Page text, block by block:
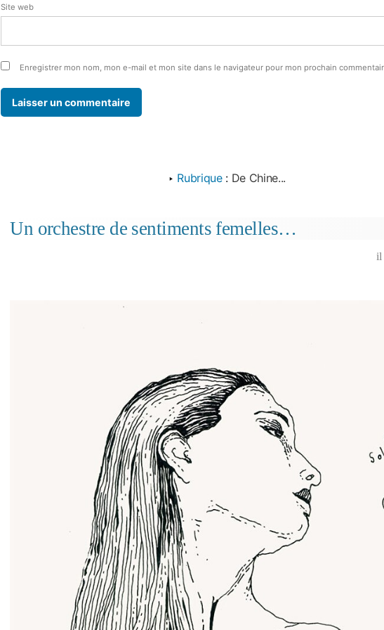
Site web
Enregistrer mon nom, mon e-mail et mon site dans le navigateur pour mon prochain
‣ Rubrique : De Chine...
Un orchestre de sentiments femelles…
il